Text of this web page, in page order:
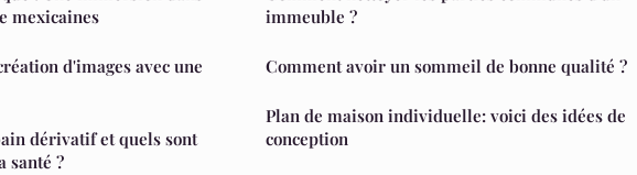
mexicaines
d'images avec une
dérivatif et quels sont
santé ?
immeuble ?
Comment avoir un sommeil de bonne qualité ?
Plan de maison individuelle: voici des idées de
conception